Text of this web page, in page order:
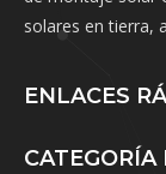
solares en tierra,
ENLACES